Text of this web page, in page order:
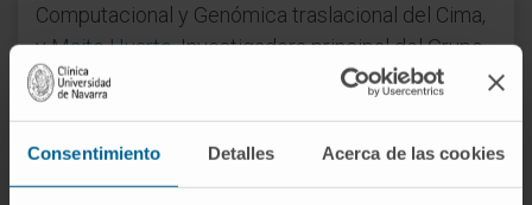
Consentimiento Detalles Acerca de las cookies
Computacional y Genómica traslacional del Cima,
yMaite Huarte, Investigadora principal del Grupo
ARN No Codificante y Regulación del Genoma del
Cáncer del Cima, que se enmarca en el
Center Clínica Universidad de Navarra
. Este